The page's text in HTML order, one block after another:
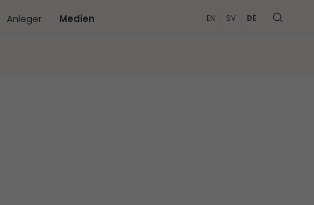
Anleger Medien EN SV DE